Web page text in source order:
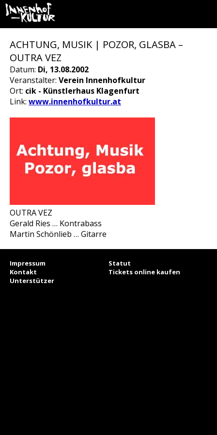
ACHTUNG, MUSIK | POZOR, GLASBA –
OUTRA VEZ
Datum: Di, 13.08.2002
Veranstalter: Verein Innenhofkultur
Ort: cik - Künstlerhaus Klagenfurt
Link: www.innenhofkultur.at
OUTRA VEZ
Gerald Ries … Kontrabass
Martin Schönlieb … Gitarre
Impressum
Statut
Kontakt
Tickets online kaufen
Unterstützer